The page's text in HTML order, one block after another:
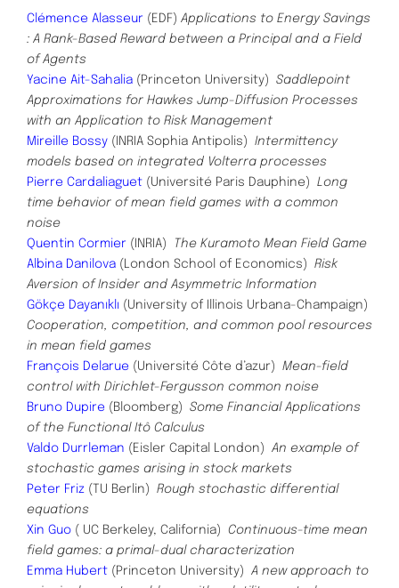
Clémence Alasseur (EDF) Applications to Energy Savings
: A Rank-Based Reward between a Principal and a Field
of Agents
Yacine Ait-Sahalia (Princeton University) Saddlepoint
Approximations for Hawkes Jump-Diffusion Processes
with an Application to Risk Management
Mireille Bossy (INRIA Sophia Antipolis) Intermittency
models based on integrated Volterra processes
Pierre Cardaliaguet (Université Paris Dauphine) Long
time behavior of mean field games with a common
noise
Quentin Cormier (INRIA)
The Kuramoto Mean Field Game
Albina Danilova (London School of Economics) Risk
Aversion of Insider and Asymmetric Information
Gökçe Dayanıklı (University of Illinois Urbana-Champaign)
Cooperation, competition, and common pool resources
in mean field games
François Delarue (Université Côte d’azur) Mean-field
control with Dirichlet-Fergusson common noise
Bruno Dupire (Bloomberg) Some Financial Applications
of the Functional Itô Calculus
Valdo Durrleman (Eisler Capital London) An example of
stochastic games arising in stock markets
Peter Friz (TU Berlin) Rough stochastic differential
equations
Xin Guo ( UC Berkeley, California) Continuous-time mean
field games: a primal-dual characterization
Emma Hubert (Princeton University) A new approach to